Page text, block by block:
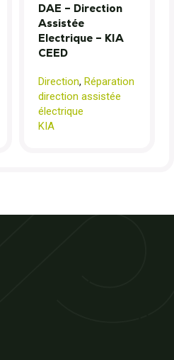
DAE – Direction
Assistée
Electrique – KIA
CEED
Direction, Réparation
direction assistée
électrique
KIA